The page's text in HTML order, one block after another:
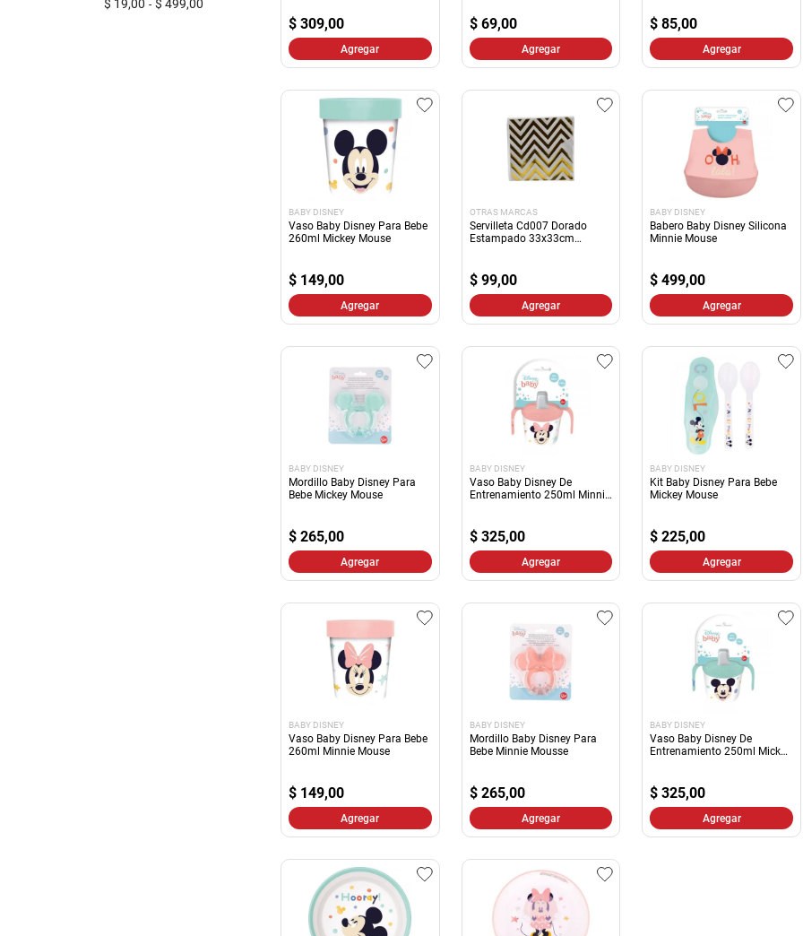
$ 19,00 $ 499,00
$ 309,00
Agregar
$ 69,00
Agregar
$ 85,00
Agregar
BABY DISNEY
Vaso Baby Disney Para Bebe
260ml Mickey Mouse
$ 149,00
Agregar
OTRAS MARCAS
Servilleta Cd007 Dorado
Estampado 33x33cm
$ 99,00
Agregar
BABY DISNEY
Babero Baby Disney Silicona
Minnie Mouse
$ 499,00
Agregar
BABY DISNEY
Mordillo Baby Disney Para
Bebe Mickey Mouse
$ 265,00
Agregar
BABY DISNEY
Vaso Baby Disney De
Entrenamiento 250ml Minnie
$ 325,00
Agregar
BABY DISNEY
Kit Baby Disney Para Bebe
Mickey Mouse
$ 225,00
Agregar
BABY DISNEY
Vaso Baby Disney Para Bebe
260ml Minnie Mouse
$ 149,00
Agregar
BABY DISNEY
Mordillo Baby Disney Para
Bebe Minnie Mousse
$ 265,00
Agregar
BABY DISNEY
Vaso Baby Disney De
Entrenamiento 250ml Mickey
$ 325,00
Agregar